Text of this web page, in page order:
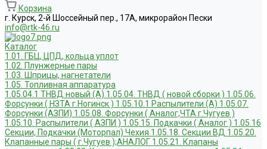
Корзина
г. Курск, 2-й Шоссейный пер., 17А, микрорайон Пески
info@rtk-46.ru
Каталог
1.01. ГБЦ, ЦПД, кольца уплот
1.02. Плунжерные пары
1.03. Шприцы, нагнетатели
1.05. Топливная аппаратура
1.05.04.1 ТНВД новый (А) 1.05.04. ТНВД ( новой сборки ) 1.05.06.
Форсунки ( НЗТА г.Ногинск ) 1.05.10.1 Распылители (А) 1.05.07.
Форсунки (АЗПИ) 1.05.08. Форсунки ( Аналог,ЧТА г.Чугуев )
1.05.10. Распылители ( АЗПИ ) 1.05.15. Подкачки ( Аналог ) 1.05.16
Секции, Подкачки (Моторпал) Чехия 1.05.18. Секции ВД 1.05.20.
Клапанные пары ( г.Чугуев );АНАЛОГ 1.05.21. Клапаны